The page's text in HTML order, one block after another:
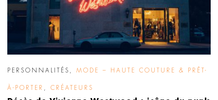
PERSONNALITÉS MODE – HAUTE COUTURE & PRÊT-
À-PORTER CRÉATEURS